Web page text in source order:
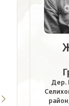
Дер.